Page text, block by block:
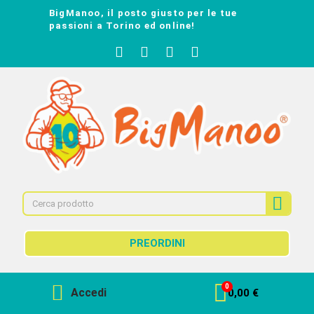
BigManoo, il posto giusto per le tue
passioni a Torino ed online!
PREORDINI
Accedi 0,00 €